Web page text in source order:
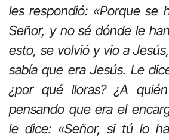
les respondió: «Porque se
Señor, y no sé dónde le
esto, se volvió y vio a
sabía que era Jesús. Le
¿por qué lloras? ¿A
pensando que era el
le dice: «Señor, si tú lo